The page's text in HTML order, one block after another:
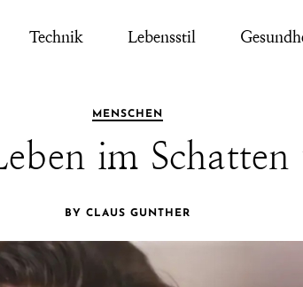
Technik Lebensstil
MENSCHEN
im
BY CLAUS GUNTHER